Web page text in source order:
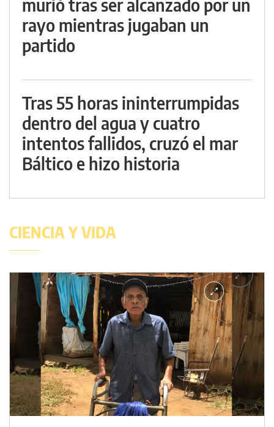
murió tras ser alcanzado por un
rayo mientras jugaban un
partido
Tras 55 horas ininterrumpidas
dentro del agua y cuatro
intentos fallidos, cruzó el mar
Báltico e hizo historia
CIENCIA Y VIDA